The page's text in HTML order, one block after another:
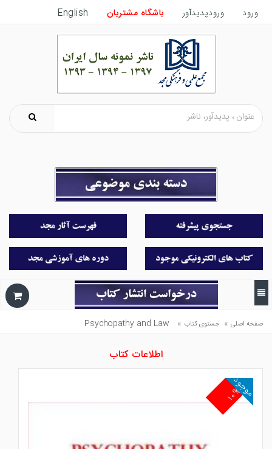
ورود ورودپدیدآور باشگاه مشتریان English
صفحه اصلی » جستوی کتاب »
Psychopathy and Law
اطلاعات کتاب
۱۰%
موجود